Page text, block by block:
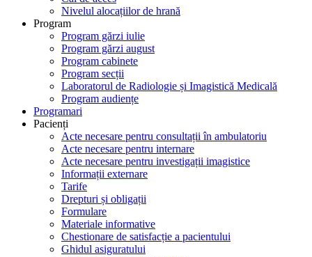
Nivelul alocațiilor de hrană
Program
Program gărzi iulie
Program gărzi august
Program cabinete
Program secții
Laboratorul de Radiologie și Imagistică Medicală
Program audiențe
Programari
Pacienți
Acte necesare pentru consultații în ambulatoriu
Acte necesare pentru internare
Acte necesare pentru investigații imagistice
Informații externare
Tarife
Drepturi și obligații
Formulare
Materiale informative
Chestionare de satisfacție a pacientului
Ghidul asiguratului